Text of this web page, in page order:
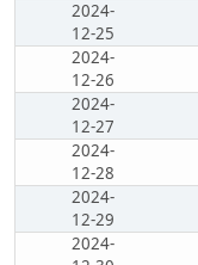
2024-
12-25
2024-
12-26
2024-
12-27
2024-
12-28
2024-
12-29
2024-